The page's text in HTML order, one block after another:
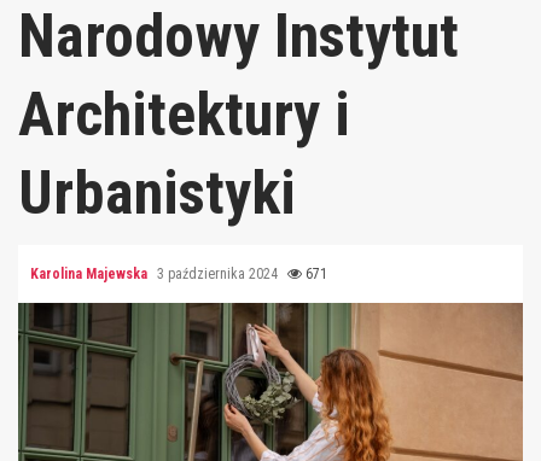
Narodowy Instytut
Architektury i
Urbanistyki
Karolina Majewska 3 października 2024 671